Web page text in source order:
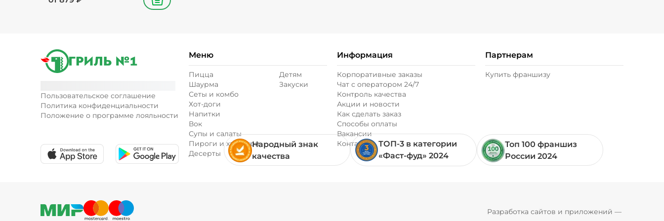
В корзину
Пользовательское соглашение
Политика конфиденциальности
Положение о программе лояльности
Меню
Пицца
Шаурма
Сеты и комбо
Хот-доги
Напитки
Вок
Супы и салаты
Пироги и хачапури
Десерты
Детям
Закуски
Информация
Корпоративные заказы
Чат с оператором 24/7
Контроль качества
Акции и новости
Как сделать заказ
Способы оплаты
Вакансии
Контакты
Партнерам
Купить франшизу
Народный знак
качества
ТОП-3 в категории
«Фаст-фуд» 2024
Топ 100 франшиз
России 2024
Разработка сайтов и приложений —